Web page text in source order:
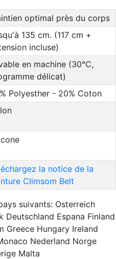
optimal près du corps
135 cm. (117 cm +
incluse)
en machine (30°C,
délicat)
Polyesther - 20% Coton
la notice de la
Climsom Belt
suivants: Osterreich
Deutschland Espana Finland
Greece Hungary Ireland
Nederland Norge
Malta